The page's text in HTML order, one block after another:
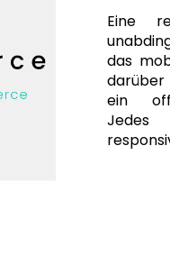
Eine
das
darüber
ein
Jedes